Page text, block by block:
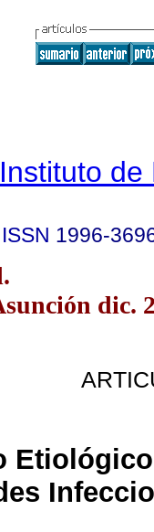
de
ISSN 1996-
dic.